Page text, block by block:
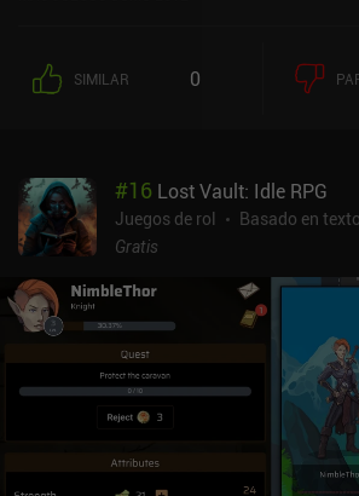
SIMILAR 0
#16 Lost Vault: Idle RPG
Juegos de rol
Basado en texto
Gratis